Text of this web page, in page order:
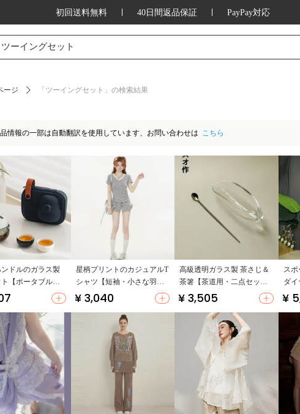
ン、家庭用品、キッチン用品、ア
初回送料無料 40日間返品保証 PayPay対応
ツーイングセット
ージ 「ツーイングセット」の検索結果
情報の一部は自動翻訳を使用しています、お問い合わせは こちら
ドルのガラス製
【ポータブル・
用・1ポット2カ
星柄プリントのカジュアルT
シャツ【短袖・小さな羽飾
り・織りテープデザイン】
（セットアップ対応）
¥ 3,040
高級透明ガラス製 茶さじ＆
茶箸【茶道用・二点セット
アップ対応】
¥ 3,505
ス
ダ
ング
ウ
¥